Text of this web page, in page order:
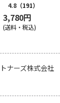
4.8 （191）
3,780円
(送料・税込)
ナーズ株式会社